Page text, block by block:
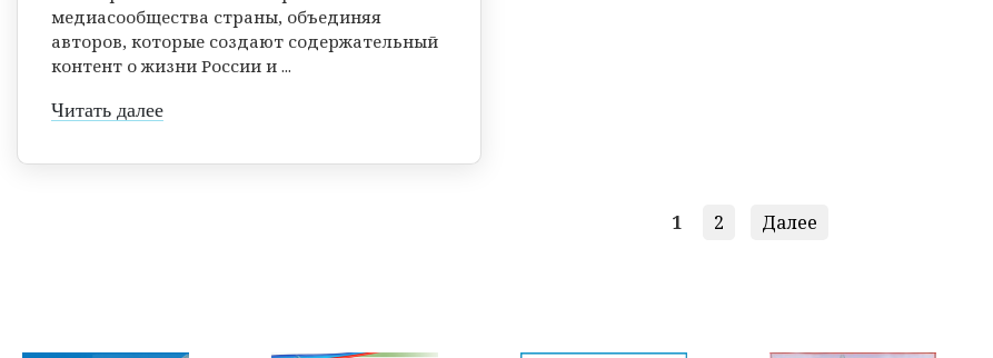
медиасообщества страны, объединяя
авторов, которые создают содержательный
контент о жизни России и ...
Читать далее
1 2 Далее